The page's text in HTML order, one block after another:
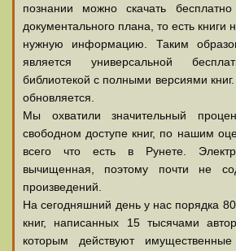
познании можно скачать
документального плана, то есть
нужную информацию. Таким
является универсальной
библиотекой с полными версиями
обновляется.
Мы охватили значительный
свободном доступе книг, по нашим
всего что есть в Рунете.
вычищенная, поэтому почти не
произведений.
На сегодняшний день у нас порядка
книг, написанных 15 тысячами
которым действуют